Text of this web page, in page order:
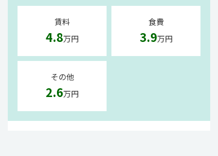
賃料
4.8万円
食費
3.9万円
その他
2.6万円